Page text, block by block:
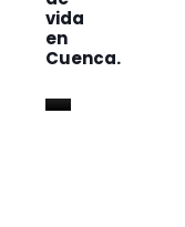
vida
en
Cuenca.